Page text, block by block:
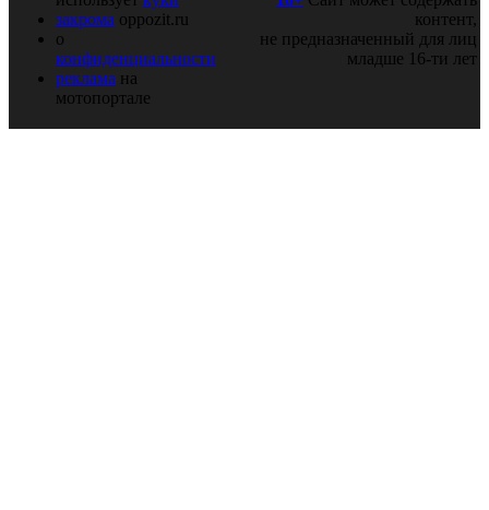
закрома oppozit.ru
о
конфиденциальности
реклама на
мотопортале
контент,
не предназначенный для лиц
младше 16-ти лет